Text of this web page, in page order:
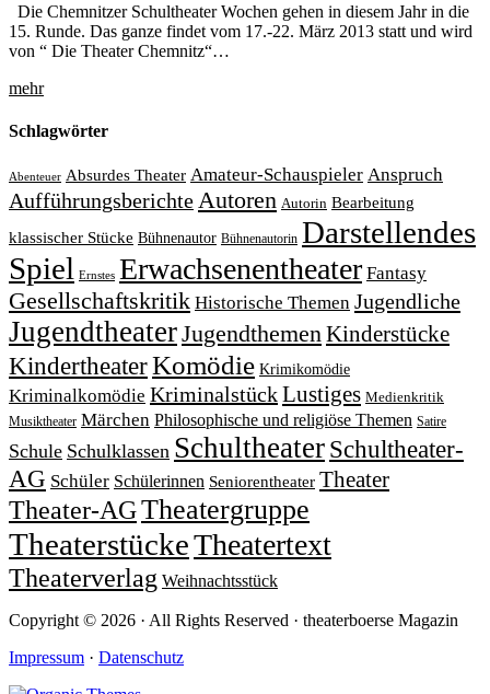
Die Chemnitzer Schultheater Wochen gehen in diesem Jahr in die
15. Runde. Das ganze findet vom 17.-22. März 2013 statt und wird
von “ Die Theater Chemnitz“…
mehr
Schlagwörter
Abenteuer Absurdes Theater Amateur-Schauspieler Anspruch
AufführungsberichteAutoren Autorin Bearbeitung
klassischer Stücke Bühnenautor Bühnenautorin Darstellendes
Spiel Ernstes Erwachsenentheater Fantasy
Gesellschaftskritik Historische Themen Jugendliche
JugendtheaterJugendthemenKinderstücke
KindertheaterKomödie Krimikomödie
Kriminalkomödie KriminalstückLustiges Medienkritik
Musiktheater Märchen Philosophische und religiöse Themen Satire
Schule Schulklassen Schultheater Schultheater-
AG Schüler Schülerinnen Seniorentheater Theater
Theater-AGTheatergruppe
TheaterstückeTheatertext
Theaterverlag Weihnachtsstück
Copyright © 2026 · All Rights Reserved · theaterboerse Magazin
Impressum · Datenschutz